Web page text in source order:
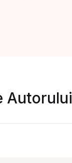
Autorului